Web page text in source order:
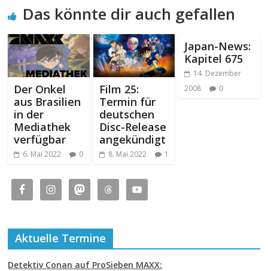
Das könnte dir auch gefallen
Der Onkel
aus Brasilien
in der
Mediathek
verfügbar
6. Mai 2022 0
Film 25:
Termin für
deutschen
Disc-Release
angekündigt
8. Mai 2022 1
Japan-News:
Kapitel 675
14. Dezember
2008
0
Aktuelle Termine
Detektiv Conan auf ProSieben MAXX: